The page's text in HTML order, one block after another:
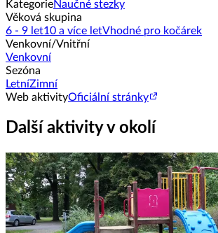
KategorieNaučné stezky
Věková skupina
6 - 9 let10 a více letVhodné pro kočárek
Venkovní/Vnitřní
Venkovní
Sezóna
LetníZimní
Web aktivityOficiální stránky
Další aktivity v okolí